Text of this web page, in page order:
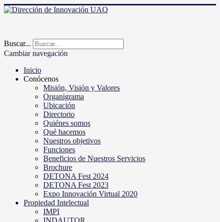
Buscar...
Cambiar navegación
Inicio
Conócenos
Misión, Visión y Valores
Organigrama
Ubicación
Directorio
Quiénes somos
Qué hacemos
Nuestros objetivos
Funciones
Beneficios de Nuestros Servicios
Brochure
DETONA Fest 2024
DETONA Fest 2023
Expo Innovación Virtual 2020
Propiedad Intelectual
IMPI
INDAUTOR